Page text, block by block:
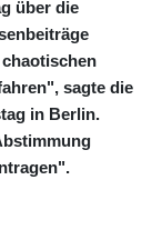
über die
sagte die
in Berlin.